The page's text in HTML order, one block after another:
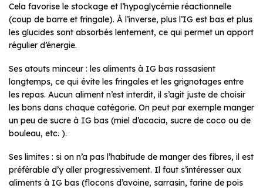
Cela favorise le stockage et l’hypoglycémie réactionnelle
(coup de barre et fringale). À l’inverse, plus l’IG est bas et plus
les glucides sont absorbés lentement, ce qui permet un apport
régulier d’énergie.
Ses atouts minceur : les aliments à IG bas rassasient
longtemps, ce qui évite les fringales et les grignotages entre
les repas. Aucun aliment n’est interdit, il s’agit juste de choisir
les bons dans chaque catégorie. On peut par exemple manger
un peu de sucre à IG bas (miel d’acacia, sucre de coco ou de
bouleau, etc. ).
Ses limites : si on n’a pas l’habitude de manger des fibres, il est
préférable d’y aller progressivement. Il faut s’intéresser aux
aliments à IG bas (flocons d’avoine, sarrasin, farine de pois